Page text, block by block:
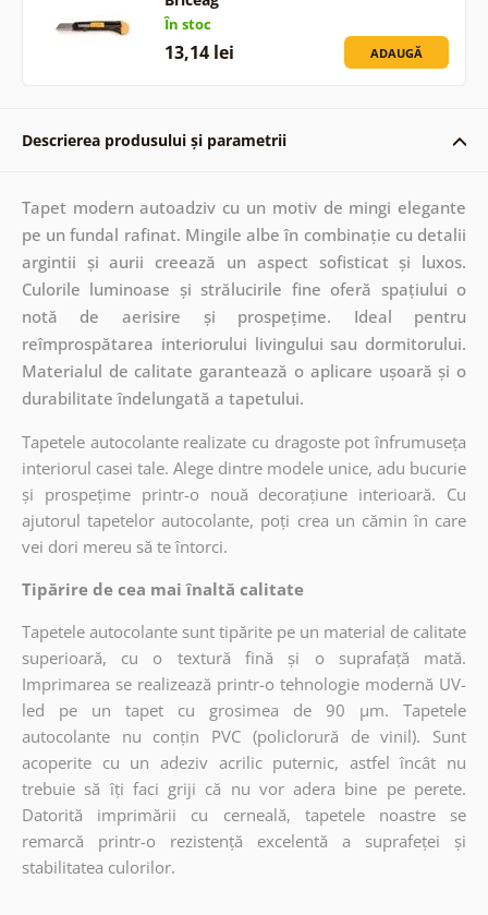
În stoc
13,14 lei ADAUGĂ
Descrierea produsului și parametrii
Tapet modern autoadziv cu un motiv de mingi elegante
pe un fundal rafinat. Mingile albe în combinație cu detalii
argintii și aurii creează un aspect sofisticat și luxos.
Culorile luminoase și strălucirile fine oferă spațiului o
notă de aerisire și prospețime. Ideal pentru
reîmprospătarea interiorului livingului sau dormitorului.
Materialul de calitate garantează o aplicare ușoară și o
durabilitate îndelungată a tapetului.
Tapetele autocolante realizate cu dragoste pot înfrumuseța
interiorul casei tale. Alege dintre modele unice, adu bucurie
și prospețime printr-o nouă decorațiune interioară. Cu
ajutorul tapetelor autocolante, poți crea un cămin în care
vei dori mereu să te întorci.
Tipărire de cea mai înaltă calitate
Tapetele autocolante sunt tipărite pe un material de calitate
superioară, cu o textură fină și o suprafață mată.
Imprimarea se realizează printr-o tehnologie modernă UV-
led pe un tapet cu grosimea de 90 µm. Tapetele
autocolante nu conțin PVC (policlorură de vinil). Sunt
acoperite cu un adeziv acrilic puternic, astfel încât nu
trebuie să îți faci griji că nu vor adera bine pe perete.
Datorită imprimării cu cerneală, tapetele noastre se
remarcă printr-o rezistență excelentă a suprafeței și
stabilitatea culorilor.